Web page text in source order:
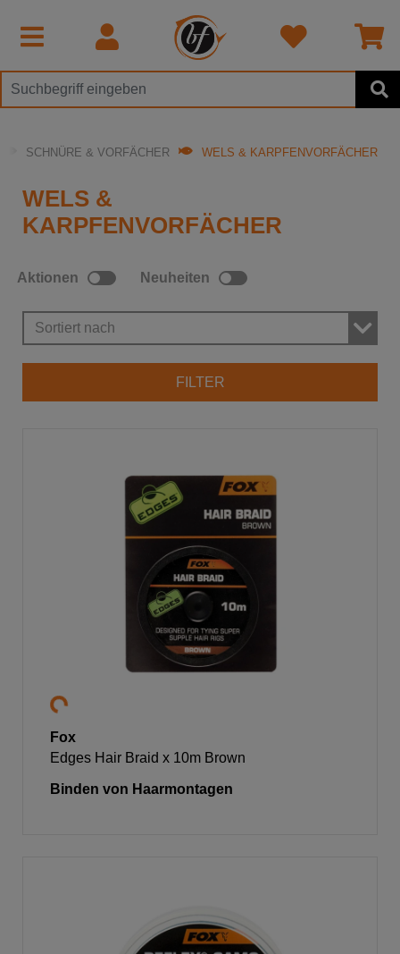
SCHNÜRE & VORFÄCHER WELS & KARPFENVORFÄCHER
WELS &
KARPFENVORFÄCHER
FILTER
Sortiert nach
Aktionen Neuheiten
Fox
Edges Hair Braid x 10m Brown
Binden von Haarmontagen